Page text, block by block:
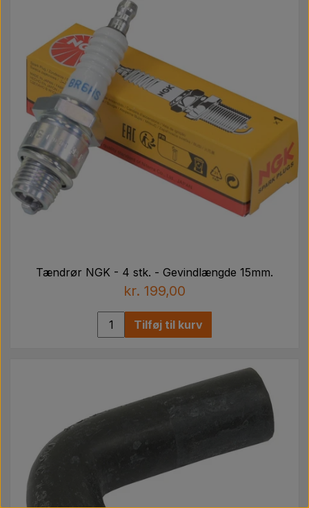
Tændrør NGK - 4 stk. - Gevindlængde 15mm.
kr. 199,00
Tilføj til kurv